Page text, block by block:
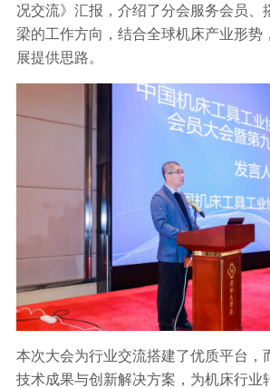
况交流》汇报，介绍了分会服务会员、
梁的工作方向，结合全球机床产业形势
展提供思路。
本次大会为行业交流搭建了优质平台，
技术成果与创新解决方案，为机床行业